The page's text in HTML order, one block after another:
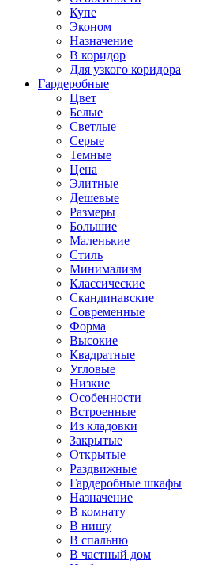
Купе
Эконом
Назначение
В коридор
Для узкого коридора
Гардеробные
Цвет
Белые
Светлые
Серые
Темные
Цена
Элитные
Дешевые
Размеры
Большие
Маленькие
Стиль
Минимализм
Классические
Скандинавские
Современные
Форма
Высокие
Квадратные
Угловые
Низкие
Особенности
Встроенные
Из кладовки
Закрытые
Открытые
Раздвижные
Гардеробные шкафы
Назначение
В комнату
В нишу
В спальню
В частный дом